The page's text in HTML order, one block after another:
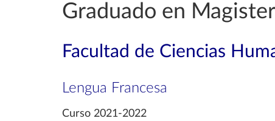
Graduado en
Facultad de Ciencias
Lengua Francesa
Curso 2021-2022